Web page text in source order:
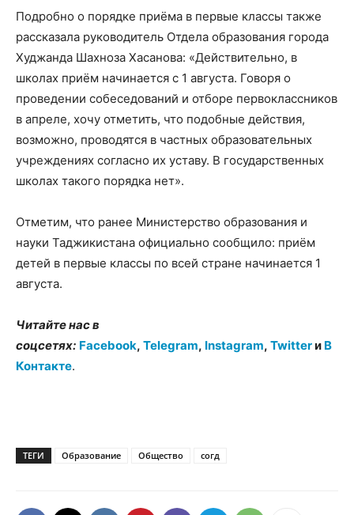
Подробно о порядке приёма в первые классы также
рассказала руководитель Отдела образования города
Худжанда Шахноза Хасанова: «Действительно, в
школах приём начинается с 1 августа. Говоря о
проведении собеседований и отборе первоклассников
в апреле, хочу отметить, что подобные действия,
возможно, проводятся в частных образовательных
учреждениях согласно их уставу. В государственных
школах такого порядка нет».
Отметим, что ранее Министерство образования и
науки Таджикистана официально сообщило: приём
детей в первые классы по всей стране начинается 1
августа.
Читайте нас в
соцсетях: Facebook, Telegram, Instagram, Twitterи В
Контакте.
ТЕГИ Образование Общество согд